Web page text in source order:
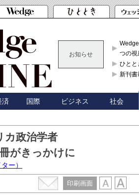
お知らせ
つの視
ひと
新刊書
済 国際 ビジネス 社会
カ政治学者
がきっかけに
ー）
印刷画面